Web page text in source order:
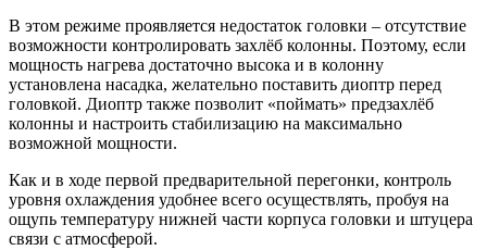
В этом режиме проявляется недостаток головки – отсутствие
возможности контролировать захлёб колонны. Поэтому, если
мощность нагрева достаточно высока и в колонну
установлена насадка, желательно поставить диоптр перед
головкой. Диоптр также позволит «поймать» предзахлёб
колонны и настроить стабилизацию на максимально
возможной мощности.
Как и в ходе первой предварительной перегонки, контроль
уровня охлаждения удобнее всего осуществлять, пробуя на
ощупь температуру нижней части корпуса головки и штуцера
связи с атмосферой.